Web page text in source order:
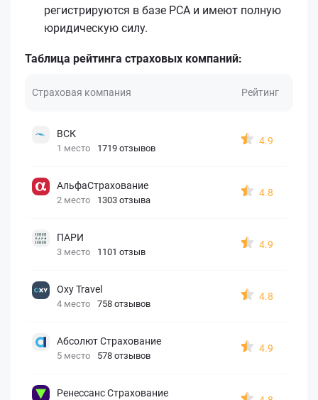
регистрируются в базе РСА и имеют полную
юридическую силу.
Таблица рейтинга страховых компаний:
Страховая компания Рейтинг
ВСК
1 место 1719 отзывов
4.9
АльфаСтрахование
2 место 1303 отзыва
4.8
ПАРИ
3 место 1101 отзыв
4.9
Oxy Travel
4 место 758 отзывов
4.8
Абсолют Страхование
5 место 578 отзывов
4.9
Ренессанс Страхование